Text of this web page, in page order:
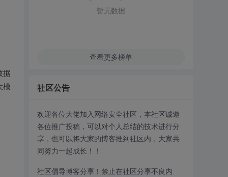
据
模
暂无数据
查看更多榜单
社区公告
欢迎各位大佬加入网络安全社区，本社区诚邀
各位推广投稿，可以对个人总结的技术进行分
享，也可以将大家的博客推到社区内，大家共
同努力一起成长！！
社区倡导博客分享！禁止在社区分享不良内